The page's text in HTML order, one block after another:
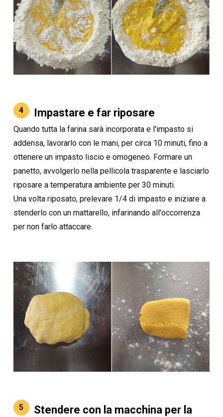
4 Impastare e far riposare
Quando tutta la farina sarà incorporata e l'impasto si
addensa, lavorarlo con le mani, per circa 10 minuti, fino a
ottenere un impasto liscio e omogeneo. Formare un
panetto, avvolgerlo nella pellicola trasparente e lasciarlo
riposare a temperatura ambiente per 30 minuti.
Una volta riposato, prelevare 1/4 di impasto e iniziare a
stenderlo con un mattarello, infarinando all'occorrenza
per non farlo attaccare.
5
Stendere con la macchina per la